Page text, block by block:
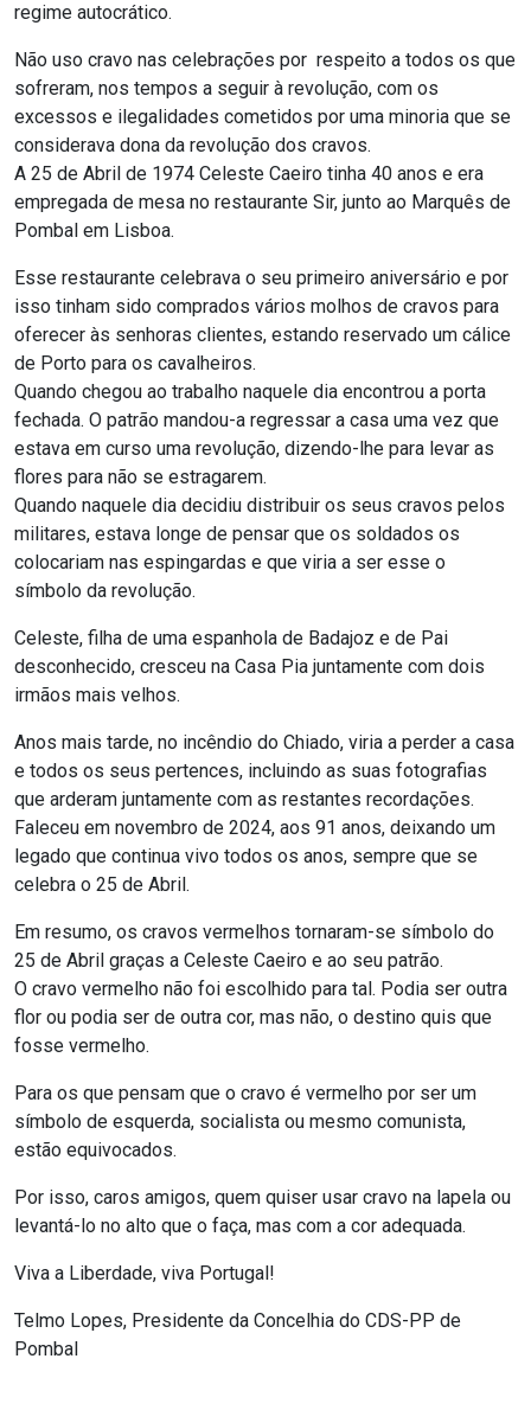
regime autocrático.
Não uso cravo nas celebrações por respeito a todos os que
sofreram, nos tempos a seguir à revolução, com os
excessos e ilegalidades cometidos por uma minoria que se
considerava dona da revolução dos cravos.
A 25 de Abril de 1974 Celeste Caeiro tinha 40 anos e era
empregada de mesa no restaurante Sir, junto ao Marquês de
Pombal em Lisboa.
Esse restaurante celebrava o seu primeiro aniversário e por
isso tinham sido comprados vários molhos de cravos para
oferecer às senhoras clientes, estando reservado um cálice
de Porto para os cavalheiros.
Quando chegou ao trabalho naquele dia encontrou a porta
fechada. O patrão mandou-a regressar a casa uma vez que
estava em curso uma revolução, dizendo-lhe para levar as
flores para não se estragarem.
Quando naquele dia decidiu distribuir os seus cravos pelos
militares, estava longe de pensar que os soldados os
colocariam nas espingardas e que viria a ser esse o
símbolo da revolução.
Celeste, filha de uma espanhola de Badajoz e de Pai
desconhecido, cresceu na Casa Pia juntamente com dois
irmãos mais velhos.
Anos mais tarde, no incêndio do Chiado, viria a perder a casa
e todos os seus pertences, incluindo as suas fotografias
que arderam juntamente com as restantes recordações.
Faleceu em novembro de 2024, aos 91 anos, deixando um
legado que continua vivo todos os anos, sempre que se
celebra o 25 de Abril.
Em resumo, os cravos vermelhos tornaram-se símbolo do
25 de Abril graças a Celeste Caeiro e ao seu patrão.
O cravo vermelho não foi escolhido para tal. Podia ser outra
flor ou podia ser de outra cor, mas não, o destino quis que
fosse vermelho.
Para os que pensam que o cravo é vermelho por ser um
símbolo de esquerda, socialista ou mesmo comunista,
estão equivocados.
Por isso, caros amigos, quem quiser usar cravo na lapela ou
levantá-lo no alto que o faça, mas com a cor adequada.
Viva a Liberdade, viva Portugal!
Telmo Lopes, Presidente da Concelhia do CDS-PP de
Pombal